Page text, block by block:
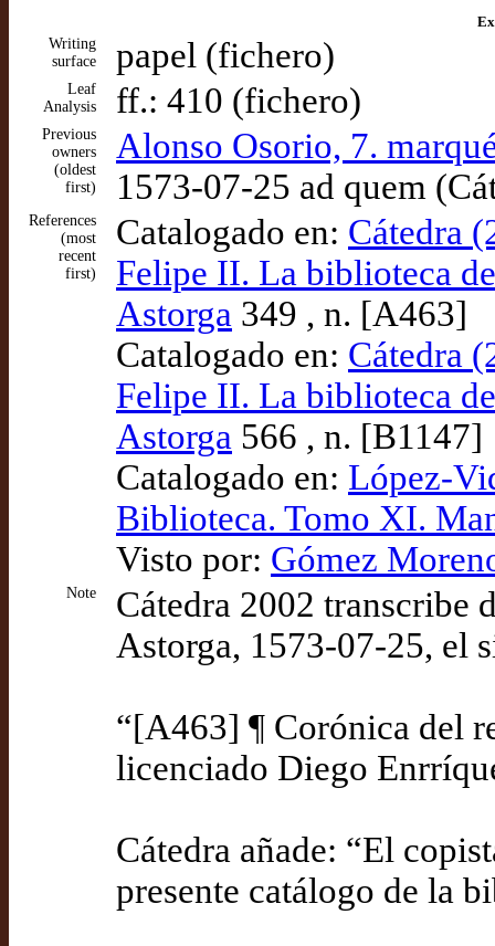
Writing
surface
papel (fichero)
Leaf
Analysis
ff.: 410 (fichero)
Previous
owners
(oldest
first)
Alonso Osorio, 7.
1573-07-25 ad quem
References
(most
recent
first)
Catalogado en: Cátedra
Felipe II. La biblioteca
Astorga 349 , n. [A463]
Catalogado en: Cátedra
Felipe II. La biblioteca
Astorga 566 , n. [B1147]
Catalogado en: López-
Biblioteca. Tomo XI.
Visto por: Gómez
Note
Cátedra 2002 transcribe
Astorga, 1573-07-25, el
“[A463] ¶ Corónica del
licenciado Diego
Cátedra añade: “El
presente catálogo de la